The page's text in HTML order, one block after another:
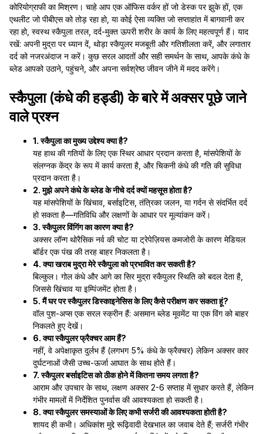
कोरियोग्राफी का मिश्रण। चाहे आप एक ऑफिस वर्कर हों जो डेस्क पर झुके हों, एक
एथलीट जो पीबीएस को तोड़ रहा हो, या कोई ऐसा व्यक्ति जो सप्ताहांत में बागवानी कर
रहा हो, स्वस्थ स्कैपुला तरल, दर्द-मुक्त ऊपरी शरीर के कार्य के लिए महत्वपूर्ण हैं। याद
रखें: अपनी मुद्रा पर ध्यान दें, थोड़ा स्कैपुलर मजबूती और गतिशीलता करें, और लगातार
दर्द को नजरअंदाज न करें। कुछ सरल आदतों और सही समर्थन के साथ, आपके कंधे के
ब्लेड आपको उठाने, पहुंचने, और अपना सर्वश्रेष्ठ जीवन जीने में मदद करेंगे।
स्कैपुला (कंधे की हड्डी) के बारे में अक्सर पूछे जाने
वाले प्रश्न
1. स्कैपुला का मुख्य उद्देश्य क्या है?
यह हाथ की गतियों के लिए एक स्थिर आधार प्रदान करता है, मांसपेशियों के
संलग्नक केंद्र के रूप में कार्य करता है, और चिकनी कंधे की गति की सुविधा
प्रदान करता है।
2. मुझे अपने कंधे के ब्लेड के नीचे दर्द क्यों महसूस होता है?
यह मांसपेशियों के खिंचाव, बर्साइटिस, तंत्रिका जलन, या गर्दन से संदर्भित दर्द
हो सकता है—गतिविधि और लक्षणों के आधार पर मूल्यांकन करें।
3. स्कैपुलर विंगिंग का कारण क्या है?
अक्सर लॉन्ग थोरैसिक नर्व की चोट या ट्रेपेज़ियस कमजोरी के कारण मेडियल
बॉर्डर एक पंख की तरह बाहर निकलता है।
4. क्या खराब मुद्रा मेरे स्कैपुला को प्रभावित कर सकती है?
बिल्कुल। गोल कंधे और आगे का सिर मुद्रा स्कैपुलर स्थिति को बदल देता है,
जिससे खिंचाव या इम्पिंजमेंट होता है।
5. मैं घर पर स्कैपुलर डिस्काइनेसिस के लिए कैसे परीक्षण कर सकता हूं?
वॉल पुश-अप्स एक सरल स्क्रीन हैं: असमान ब्लेड मूवमेंट या एक विंग को बाहर
निकलते हुए देखें।
6. क्या स्कैपुलर फ्रैक्चर आम हैं?
नहीं, वे अपेक्षाकृत दुर्लभ हैं (लगभग 5% कंधे के फ्रैक्चर) लेकिन अक्सर कार
दुर्घटनाओं जैसी उच्च-ऊर्जा आघात के साथ होते हैं।
7. स्कैपुलर बर्साइटिस को ठीक होने में कितना समय लगता है?
आराम और उपचार के साथ, लक्षण अक्सर 2-6 सप्ताह में सुधार करते हैं, लेकिन
गंभीर मामलों में निर्देशित पुनर्वास की आवश्यकता हो सकती है।
8. क्या स्कैपुलर समस्याओं के लिए कभी सर्जरी की आवश्यकता होती है?
शायद ही कभी। अधिकांश मुद्दे रूढ़िवादी देखभाल का जवाब देते हैं; सर्जरी गंभीर